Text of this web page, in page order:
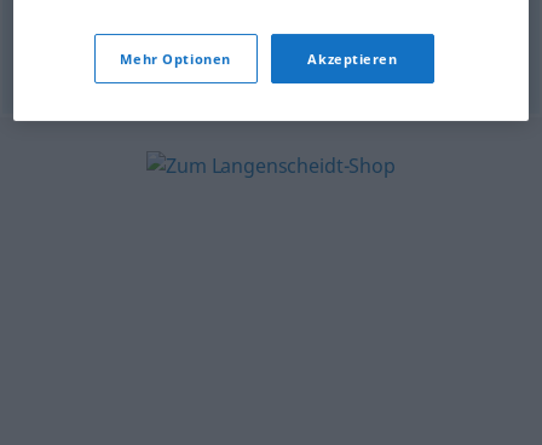
© OpenThesaurus.de
Mehr Optionen Akzeptieren